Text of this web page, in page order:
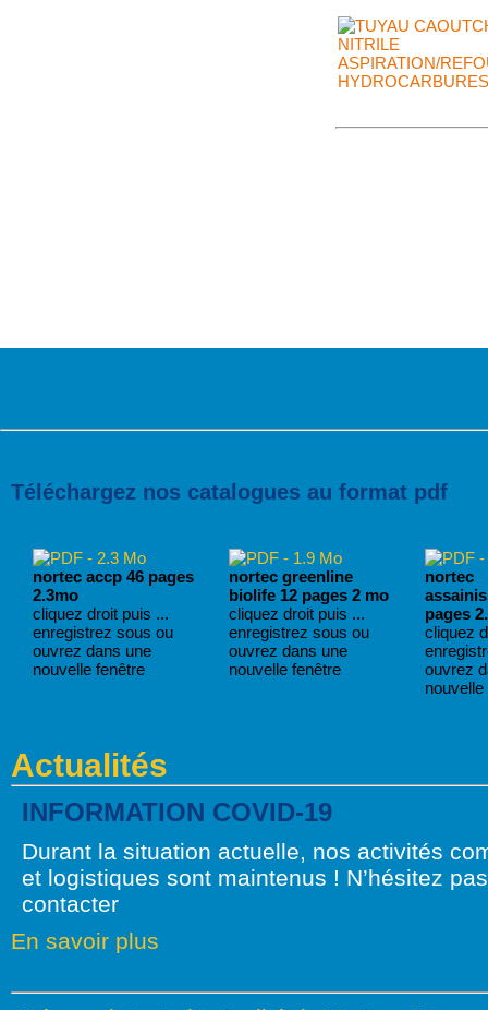
Téléchargez nos catalogues au format pdf
nortec accp 46 pages
2.3mo
cliquez droit puis ...
enregistrez sous ou
ouvrez dans une
nouvelle fenêtre
nortec greenline
biolife 12 pages 2 mo
cliquez droit puis ...
enregistrez sous ou
ouvrez dans une
nouvelle fenêtre
nortec
pages
cliquez
ouvrez
Actualités
INFORMATION COVID-19
Durant la situation actuelle, nos activités
et logistiques sont maintenus ! N’hésitez
contacter
En savoir plus